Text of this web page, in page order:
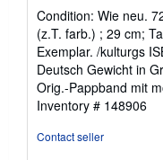
5
out
of
5
stars
Condition: Wie neu.
(z.T. farb.) ; 29 cm;
Exemplar. /kulturgs
Deutsch Gewicht in
Orig.-Pappband mit
Inventory # 148906
Contact seller